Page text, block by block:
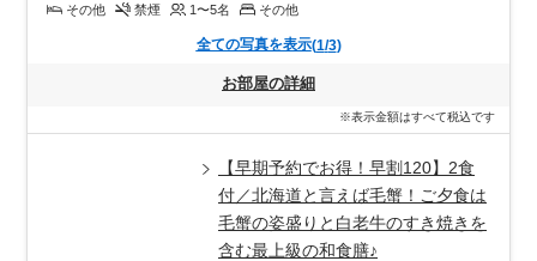
全ての写真を表示(1/3)
その他 禁煙 1〜5名 その他
お部屋の詳細
※表示金額はすべて税込です
【早期予約でお得！早割120】2食
付／北海道と言えば毛蟹！ご夕食は
毛蟹の姿盛りと白老牛のすき焼きを
含む最上級の和食膳♪